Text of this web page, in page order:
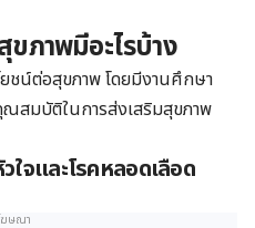
ขภาพมีอะไรบ้าง
ยชน์ต่อสุขภาพ โดยมีงานศึกษา
สมบัติในการส่งเสริมสุขภาพ
ใจและโรคหลอดเลือด
ฆษณา